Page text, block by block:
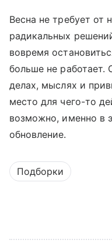
Весна не требует от
радикальных
вовремя
больше не работает.
делах, мыслях и
место для чего-то
возможно, именно в
обновление.
Подборки